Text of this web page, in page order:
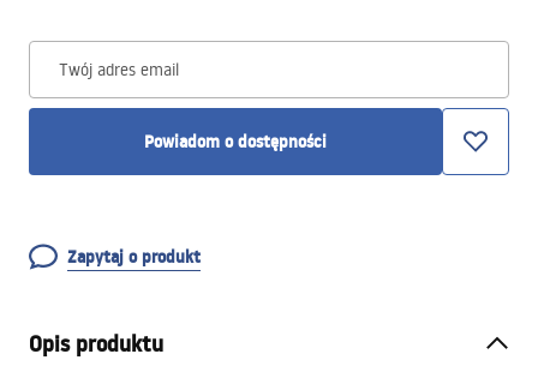
Twój adres email
Powiadom o dostępności
Zapytaj o produkt
Opis produktu